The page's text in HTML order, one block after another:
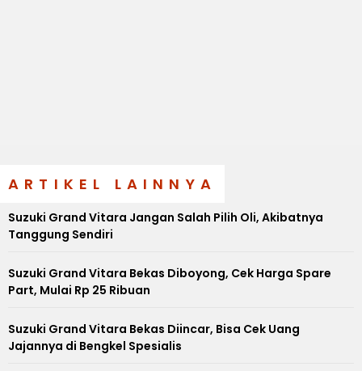
ARTIKEL LAINNYA
Suzuki Grand Vitara Jangan Salah Pilih Oli, Akibatnya
Tanggung Sendiri
Suzuki Grand Vitara Bekas Diboyong, Cek Harga Spare
Part, Mulai Rp 25 Ribuan
Suzuki Grand Vitara Bekas Diincar, Bisa Cek Uang
Jajannya di Bengkel Spesialis